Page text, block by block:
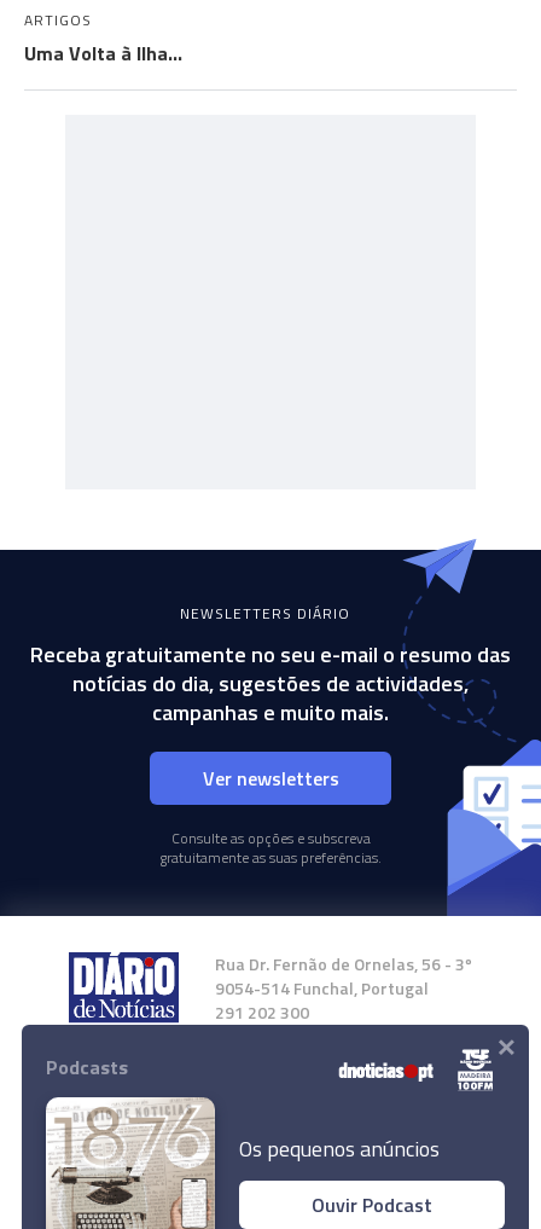
ARTIGOS
Uma Volta à Ilha…
NEWSLETTERS DIÁRIO
Receba gratuitamente no seu e-mail o resumo das
notícias do dia, sugestões de actividades,
campanhas e muito mais.
Ver newsletters
Consulte as opções e subscreva
gratuitamente as suas preferências.
Rua Dr. Fernão de Ornelas, 56 - 3º
9054-514 Funchal, Portugal
291 202 300
Instale a nossa App
Podcasts
Os pequenos anúncios
Ouvir Podcast
×